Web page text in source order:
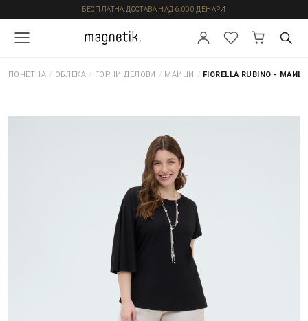
БЕСПЛАТНА ДОСТАВА НАД 6.000 ДЕНАРИ
ПОЧЕТНА / ОБЛЕКА / ГОРНИ ДЕЛОВИ / МАИЦИ / FIORELLA RUBINO -